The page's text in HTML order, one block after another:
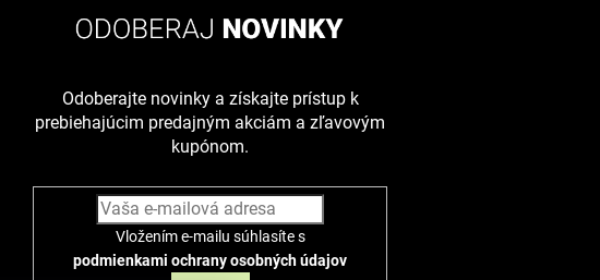
Odoberajte novinky a získajte prístup k
prebiehajúcim predajným akciám a zľavovým
kupónom.
Vložením e-mailu súhlasíte s
podmienkami ochrany osobných údajov